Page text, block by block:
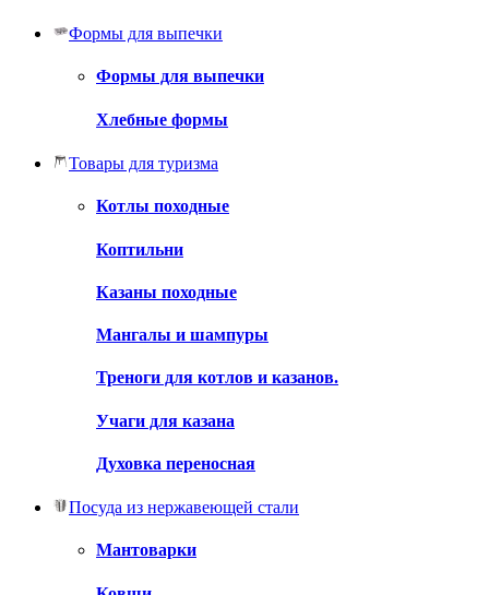
Формы для выпечки
Формы для выпечки
Хлебные формы
Товары для туризма
Котлы походные
Коптильни
Казаны походные
Мангалы и шампуры
Треноги для котлов и казанов.
Учаги для казана
Духовка переносная
Посуда из нержавеющей стали
Мантоварки